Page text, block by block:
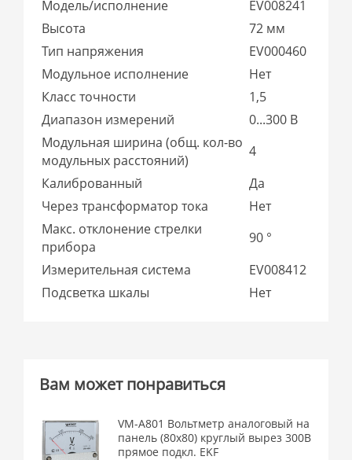
Модель/исполнение
EV008241
Высота
72 мм
Тип напряжения
EV000460
Модульное исполнение
Нет
Класс точности
1,5
Диапазон измерений
0...300 В
Модульная ширина (общ. кол-во
модульных расстояний)
4
Калиброванный
Да
Через трансформатор тока
Нет
Макс. отклонение стрелки
прибора
90 °
Измерительная система
EV008412
Подсветка шкалы
Нет
Вам может понравиться
VM-A801 Вольтметр аналоговый на
панель (80х80) круглый вырез 300В
прямое подкл. EKF